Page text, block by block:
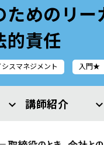
ためのリ
的責任
スマネジメント 入門★
講師紹介